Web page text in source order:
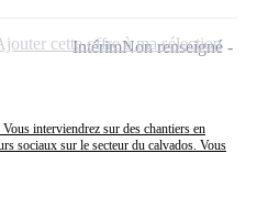
interviendrez sur des chantiers en
sociaux sur le secteur du calvados. Vous
IntérimNon renseigné
cette offre à ma sélection